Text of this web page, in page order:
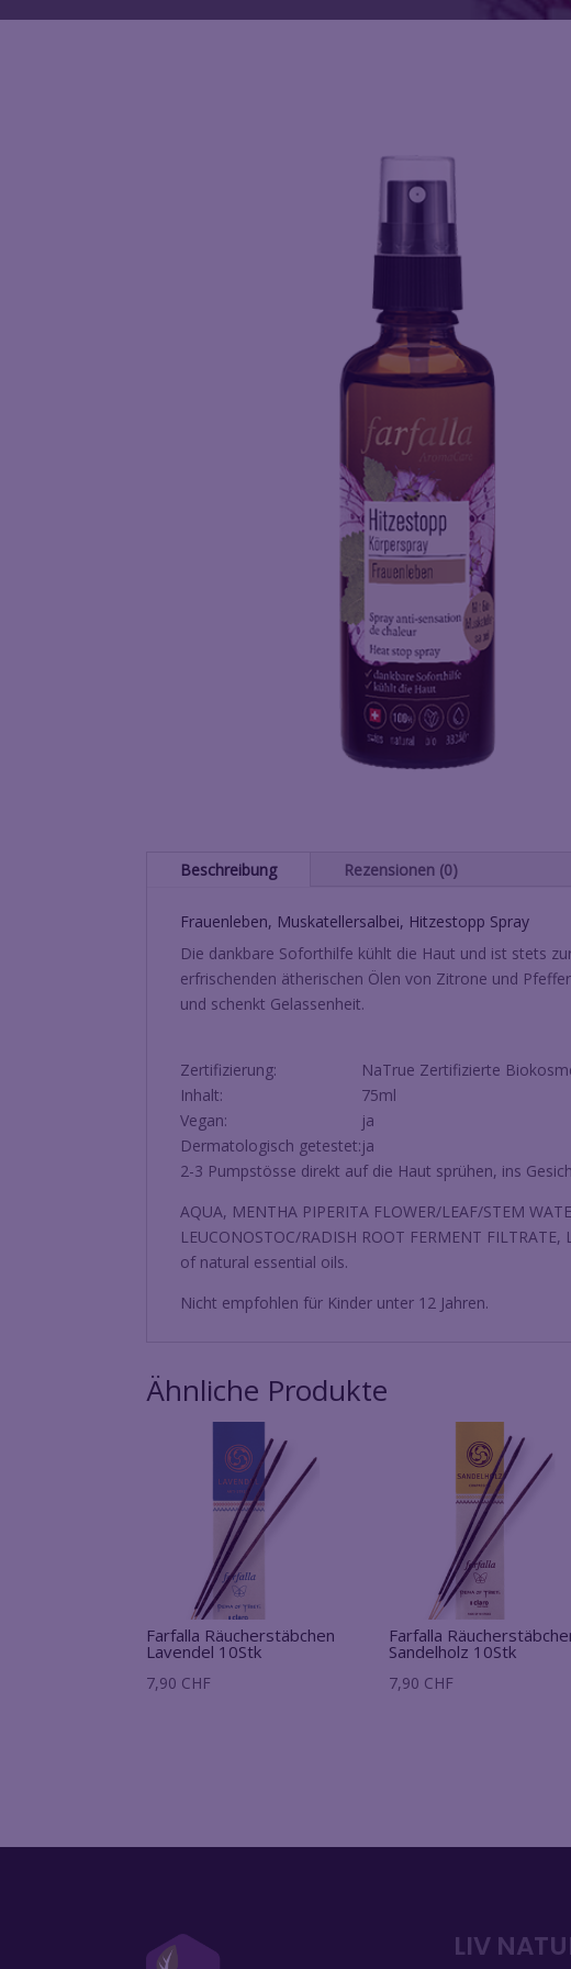
Beschreibung Rezensionen (0)
Frauenleben, Muskatellersalbei, Hitzestopp Spray
Die dankbare Soforthilfe kühlt die Haut und ist stets
erfrischenden ätherischen Ölen von Zitrone und
und schenkt Gelassenheit.
Zertifizierung:
NaTrue Zertifizierte
Inhalt:
75ml
Vegan:
ja
Dermatologisch getestet:ja
2-3 Pumpstösse direkt auf die Haut sprühen, ins
AQUA, MENTHA PIPERITA FLOWER/LEAF/STEM
LEUCONOSTOC/RADISH ROOT FERMENT
of natural essential oils.
Nicht empfohlen für Kinder unter 12 Jahren.
Ähnliche Produkte
Farfalla Räucherstäbchen
Lavendel 10Stk
7,90 CHF
Farfalla
Sandelholz 10Stk
7,90 CHF
LIV